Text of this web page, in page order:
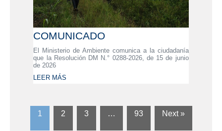
COMUNICADO
El Ministerio de Ambiente comunica a la ciudadanía
que la Resolución DM N.° 0288-2026, de 15 de junio
de 2026
LEER MÁS
1 2 3 … 93 Next »